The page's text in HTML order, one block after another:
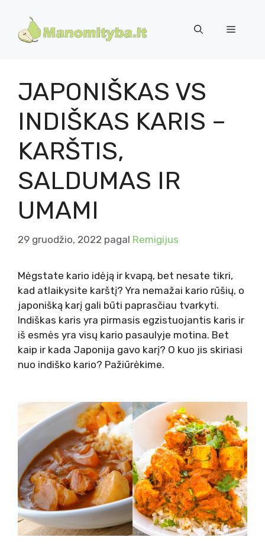
turinio
Meniu
JAPONIŠKAS VS
INDIŠKAS KARIS –
KARŠTIS,
SALDUMAS IR
UMAMI
29 gruodžio, 2022 pagal Remigijus
Mėgstate kario idėją ir kvapą, bet nesate tikri,
kad atlaikysite karštį? Yra nemažai kario rūšių, o
japonišką karį gali būti paprasčiau tvarkyti.
Indiškas karis yra pirmasis egzistuojantis karis ir
iš esmės yra visų kario pasaulyje motina. Bet
kaip ir kada Japonija gavo karį? O kuo jis skiriasi
nuo indiško kario? Pažiūrėkime.